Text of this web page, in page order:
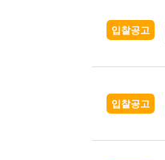
입찰공고
입찰공고